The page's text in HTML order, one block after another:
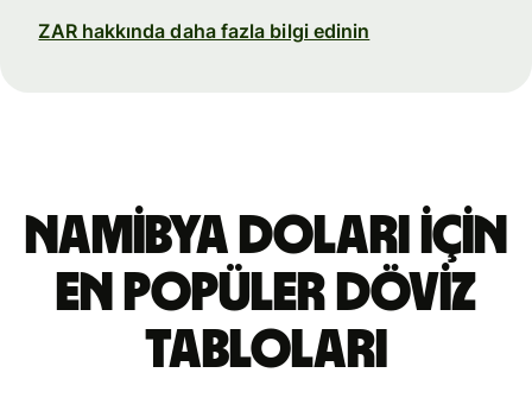
ZAR hakkında daha fazla bilgi edinin
Namibya doları için
en popüler döviz
tabloları